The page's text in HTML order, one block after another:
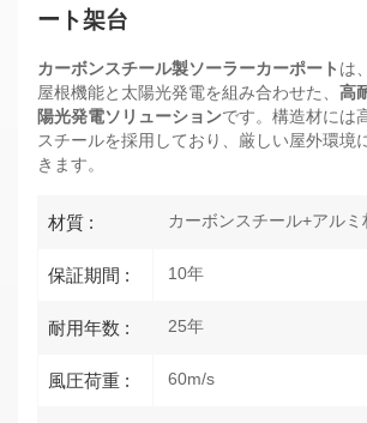
ート架台
カーボンスチール製ソーラーカーポート は
屋根機能と太陽光発電を組み合わせた、 高
陽光発電ソリューションです。構造材には
スチールを採用しており、厳しい屋外環境
きます。
材質 : カーボンスチール+アルミ
保証期間 : 10年
耐用年数 : 25年
風圧荷重 : 60m/s